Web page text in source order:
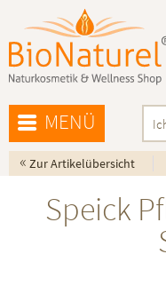
MENÜ
« Zur Artikelübersicht
Speick